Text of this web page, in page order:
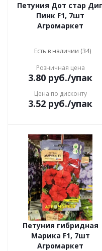
Петуния Дот стар
Пинк F1, 7шт
Агромаркет
Есть в наличии (34)
Розничная цена
3.80 руб./упак
Цена по дисконту
3.52 руб./упак
Петуния гибридная
Марика F1, 7шт
Агромаркет